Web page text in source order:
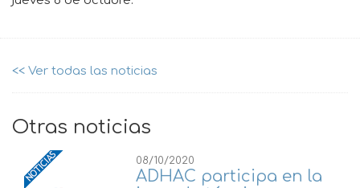
<< Ver todas las noticias
Otras noticias
08/10/2020
ADHAC participa en la